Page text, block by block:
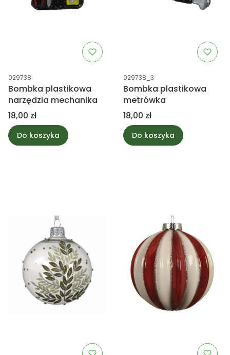
Kod produktu
029738
Bombka plastikowa
narzędzia mechanika
Cena
18,00 zł
Do koszyka
Kod produktu
029738_3
Bombka plastikowa
metrówka
Cena
18,00 zł
Do koszyka